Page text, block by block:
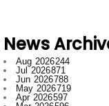
News
Aug 2026244
Jul 2026871
Jun 2026788
May 2026719
Apr 2026597